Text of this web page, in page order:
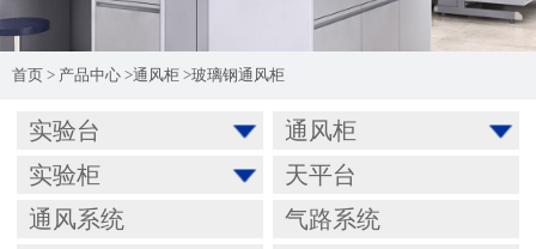
首页 > 产品中心 >通风柜 >玻璃钢通风柜
实验台
通风柜
实验柜
天平台
通风系统
气路系统